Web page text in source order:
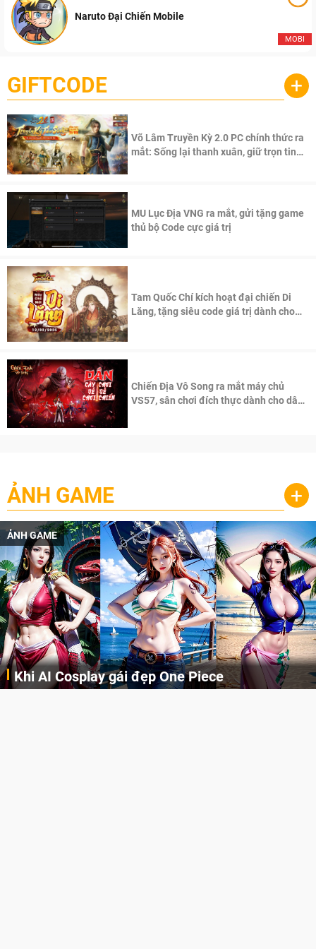
MOBI
Naruto Đại Chiến Mobile
GIFTCODE +
Võ Lâm Truyền Kỳ 2.0 PC chính thức ra
mắt: Sống lại thanh xuân, giữ trọn tinh
MU Lục Địa VNG ra mắt, gửi tặng game
thủ bộ Code cực giá trị
Tam Quốc Chí kích hoạt đại chiến Di
Lăng, tặng siêu code giá trị dành cho
Chiến Địa Vô Song ra mắt máy chủ
VS57, sân chơi đích thực dành cho dân
ẢNH GAME +
ẢNH GAME
Khi AI Cosplay gái đẹp One Piece